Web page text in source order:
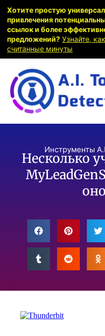
Инструменты
Несколько
Хотите простую
привлечения
ссылок и более
предложений? Узнайте,
считанные минуты